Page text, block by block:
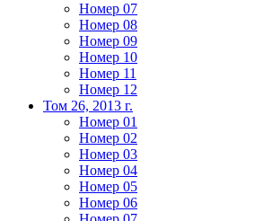
Номер 07
Номер 08
Номер 09
Номер 10
Номер 11
Номер 12
Том 26, 2013 г.
Номер 01
Номер 02
Номер 03
Номер 04
Номер 05
Номер 06